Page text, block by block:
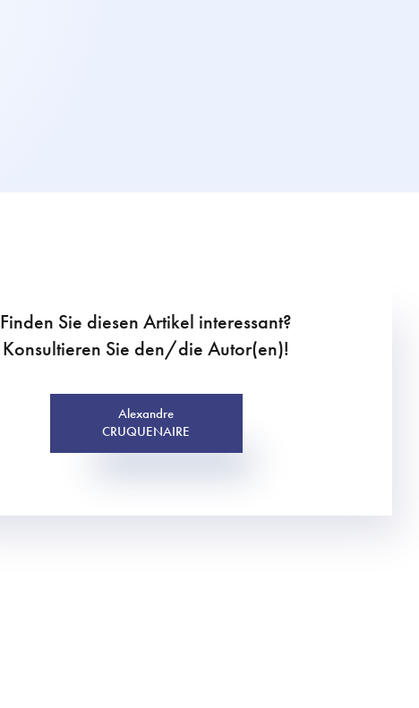
Finden Sie diesen Artikel interessant?
Konsultieren Sie den/die Autor(en)!
Alexandre
CRUQUENAIRE